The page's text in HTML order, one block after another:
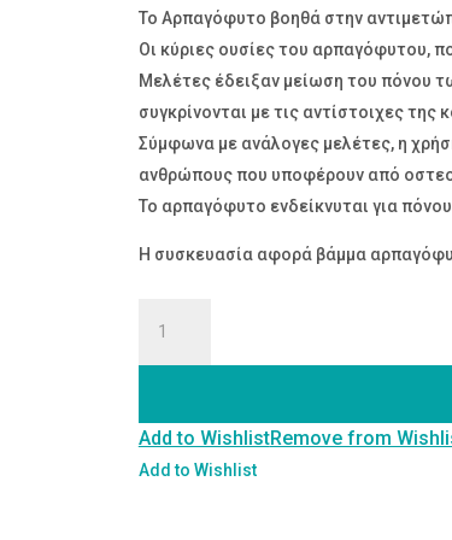
To Αρπαγόφυτο βοηθά στην
Οι κύριες ουσίες του αρπαγόφυτου,
Μελέτες έδειξαν μείωση του πόνου
συγκρίνονται με τις αντίστοιχες
Σύμφωνα με ανάλογες μελέτες, η
ανθρώπους που υποφέρουν από
Το αρπαγόφυτο ενδείκνυται για
Η συσκευασία αφορά βάμμα
Add to WishlistRemove from
Add to Wishlist